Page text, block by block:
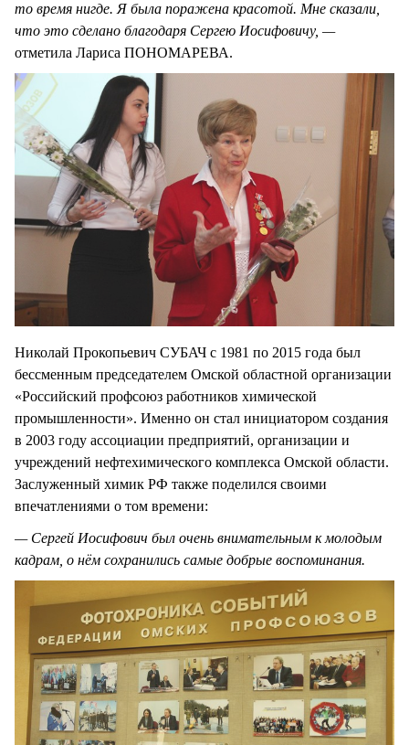
то время нигде. Я была поражена красотой. Мне сказали,
что это сделано благодаря Сергею Иосифовичу, —
отметила Лариса ПОНОМАРЕВА.
Николай Прокопьевич СУБАЧ с 1981 по 2015 года был
бессменным председателем Омской областной организации
«Российский профсоюз работников химической
промышленности». Именно он стал инициатором создания
в 2003 году ассоциации предприятий, организации и
учреждений нефтехимического комплекса Омской области.
Заслуженный химик РФ также поделился своими
впечатлениями о том времени:
— Сергей Иосифович был очень внимательным к молодым
кадрам, о нём сохранились самые добрые воспоминания.